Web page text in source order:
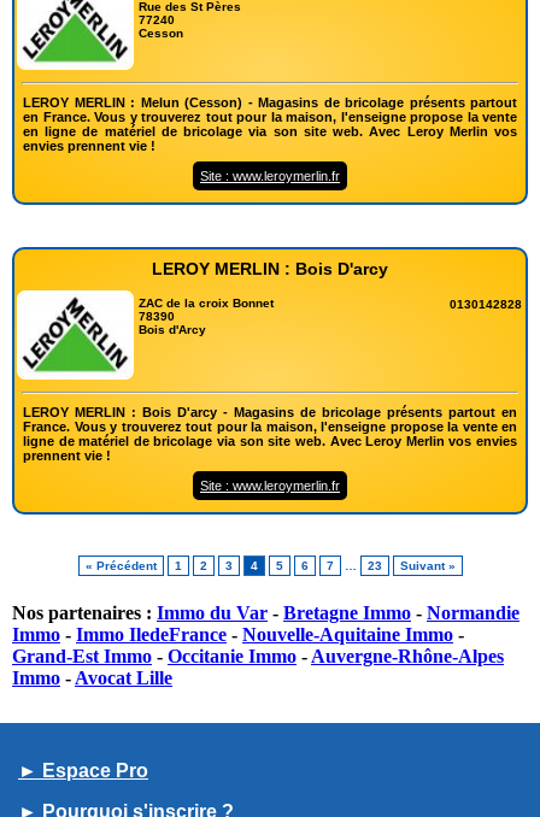
Rue des St Pères
77240
Cesson
LEROY MERLIN : Melun (Cesson) - Magasins de bricolage présents partout
en France. Vous y trouverez tout pour la maison, l'enseigne propose la vente
en ligne de matériel de bricolage via son site web. Avec Leroy Merlin vos
envies prennent vie !
Site : www.leroymerlin.fr
LEROY MERLIN : Bois D'arcy
ZAC de la croix Bonnet
78390
Bois d'Arcy
0130142828
LEROY MERLIN : Bois D'arcy - Magasins de bricolage présents partout en
France. Vous y trouverez tout pour la maison, l'enseigne propose la vente en
ligne de matériel de bricolage via son site web. Avec Leroy Merlin vos envies
prennent vie !
Site : www.leroymerlin.fr
« Précédent 1 2 3 4 5 6 7 … 23 Suivant »
Nos partenaires : Immo du Var - Bretagne Immo - Normandie
Immo - Immo IledeFrance - Nouvelle-Aquitaine Immo -
Grand-Est Immo - Occitanie Immo - Auvergne-Rhône-Alpes
Immo - Avocat Lille
► Espace Pro
► Pourquoi s'inscrire ?